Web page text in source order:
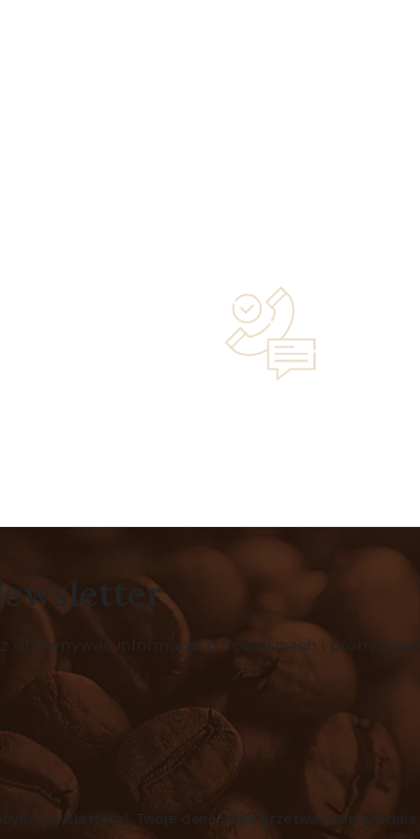
otrzymywać informacje o nowościach i promocjach.
Newslettera). Twoje dane będą przetwarzane zgodnie z